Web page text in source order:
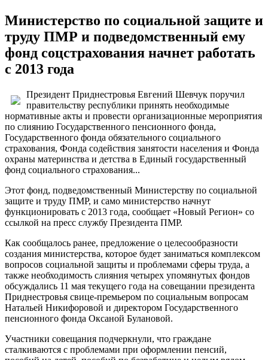
Министерство по социальной защите и
труду ПМР и подведомственный ему
фонд соцстрахования начнет работать
с 2013 года
Президент Приднестровья Евгений Шевчук поручил
правительству республики принять необходимые
нормативные акты и провести организационные мероприятия
по слиянию Государственного пенсионного фонда,
Государственного фонда обязательного социального
страхования, Фонда содействия занятости населения и Фонда
охраны материнства и детства в Единый государственный
фонд социального страхования...
Этот фонд, подведомственный Министерству по социальной
защите и труду ПМР, и само министерство начнут
функционировать с 2013 года, сообщает «Новый Регион» со
ссылкой на пресс службу Президента ПМР.
Как сообщалось ранее, предложение о целесообразности
создания министерства, которое будет заниматься комплексом
вопросов социальной защиты и проблемами сферы труда, а
также необходимость слияния четырех упомянутых фондов
обсуждались 11 мая текущего года на совещании президента
Приднестровья свице-премьером по социальным вопросам
Натальей Никифоровой и директором Государственного
пенсионного фонда Оксаной Булановой.
Участники совещания подчеркнули, что граждане
сталкиваются с проблемами при оформлении пенсий,